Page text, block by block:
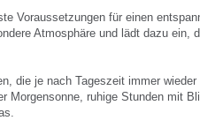
Voraussetzungen für einen
Atmosphäre und lädt dazu ein,
die je nach Tageszeit immer
ruhige Stunden mit